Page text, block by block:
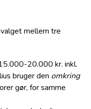
mellem tre
20.000 kr. inkl.
bruger den omkring
gør, for samme